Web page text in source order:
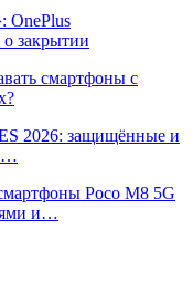
OnePlus
о закрытии
смартфоны с
2026: защищённые и
Poco M8 5G
и…